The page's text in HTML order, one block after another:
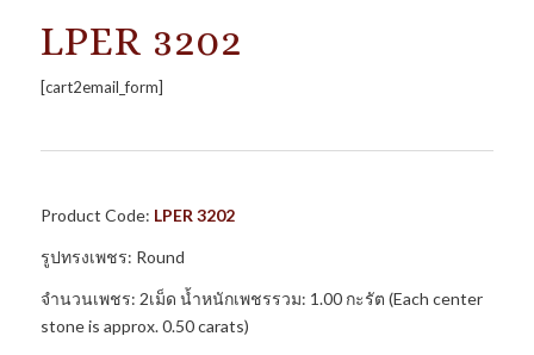
LPER 3202
[cart2email_form]
Product Code: LPER 3202
รูปทรงเพชร: Round
จำนวนเพชร: 2เม็ด น้ำหนักเพชรรวม: 1.00 กะรัต (Each center
stone is approx. 0.50 carats)